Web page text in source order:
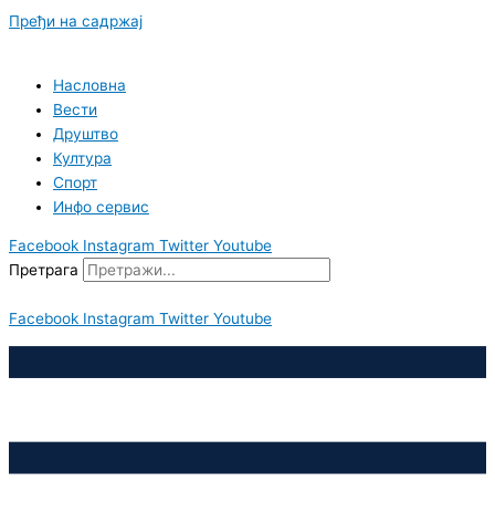
Пређи на садржај
Насловна
Вести
Друштво
Култура
Спорт
Инфо сервис
Facebook Instagram Twitter Youtube
Претрага
Facebook Instagram Twitter Youtube